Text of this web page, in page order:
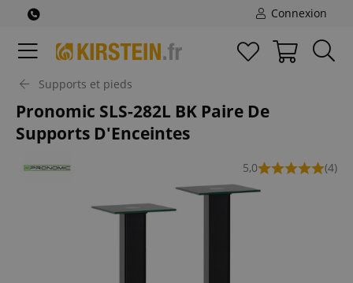
Connexion
Supports et pieds
Pronomic SLS-282L BK Paire De
Supports D'Enceintes
5,0 (4)